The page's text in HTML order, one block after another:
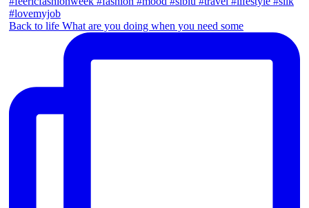
Back to life What are you doing when you need some